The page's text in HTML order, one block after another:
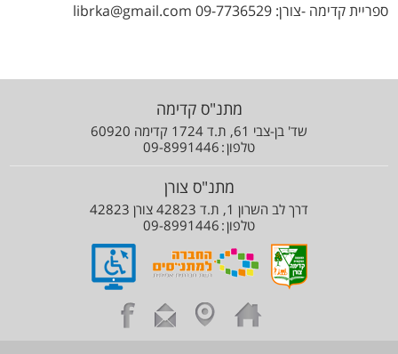
ספריית קדימה -צורן: librka@gmail.com 09-7736529
מתנ"ס קדימה
שד' בן-צבי 61, ת.ד 1724 קדימה 60920
טלפון 09-8991446
מתנ"ס צורן
דרך לב השרון 1, ת.ד 42823 צורן 42823
טלפון 09-8991446